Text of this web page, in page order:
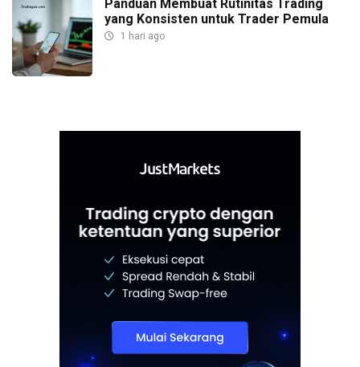
Panduan Membuat Rutinitas Trading
yang Konsisten untuk Trader Pemula
1 hari ago